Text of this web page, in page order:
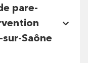
pare-
sur-Saône